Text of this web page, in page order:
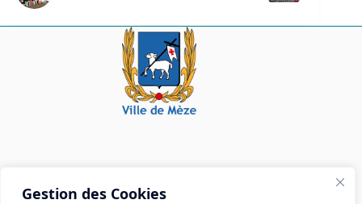
Gestion des Cookies
Mairie de Mèze